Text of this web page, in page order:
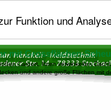
Funktion und
mit Grossflächen-
Carport, Ihren verwinkelten
und andere große Flächen mit